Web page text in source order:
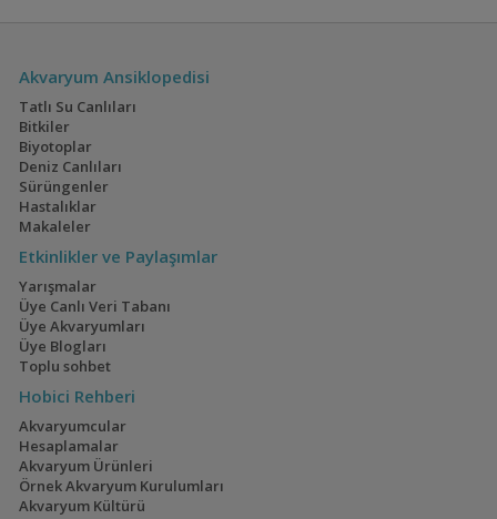
Akvaryum Ansiklopedisi
Tatlı Su Canlıları
Bitkiler
Biyotoplar
Deniz Canlıları
Sürüngenler
Hastalıklar
Makaleler
Etkinlikler ve Paylaşımlar
Yarışmalar
Üye Canlı Veri Tabanı
Üye Akvaryumları
Üye Blogları
Toplu sohbet
Hobici Rehberi
Akvaryumcular
Hesaplamalar
Akvaryum Ürünleri
Örnek Akvaryum Kurulumları
Akvaryum Kültürü